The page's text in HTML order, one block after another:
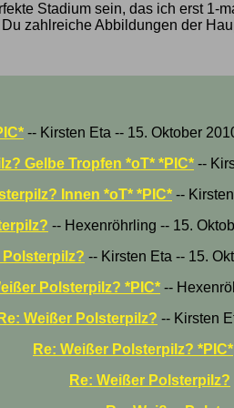
Stadium sein, das ich erst 1-
zahlreiche Abbildungen der
-- Kirsten Eta -- 15. Oktober
Gelbe Tropfen *oT* *PIC* --
Innen *oT* *PIC* --
-- Hexenröhrling -- 15.
Polsterpilz? -- Kirsten Eta -- 15.
Polsterpilz? *PIC* --
Re: Weißer Polsterpilz? -- Kirsten
Re: Weißer Polsterpilz? *PIC*
Re: Weißer Polsterpilz?